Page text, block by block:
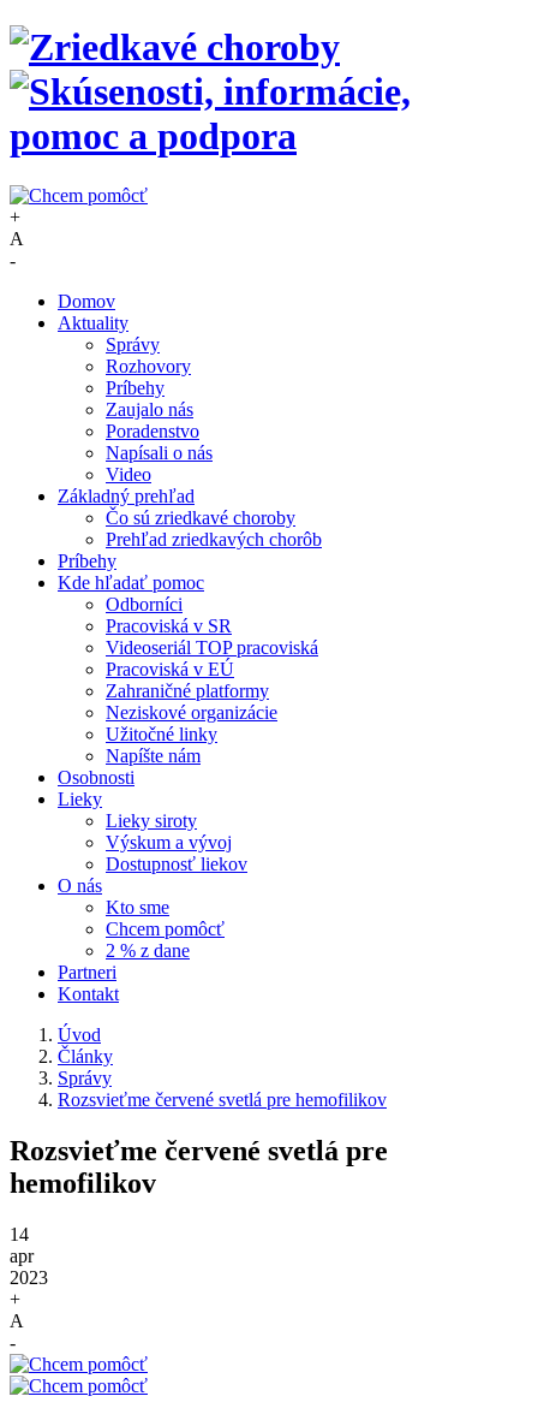
+
A
-
Domov
Aktuality
Správy
Rozhovory
Príbehy
Zaujalo nás
Poradenstvo
Napísali o nás
Video
Základný prehľad
Čo sú zriedkavé choroby
Prehľad zriedkavých chorôb
Príbehy
Kde hľadať pomoc
Odborníci
Pracoviská v SR
Videoseriál TOP pracoviská
Pracoviská v EÚ
Zahraničné platformy
Neziskové organizácie
Užitočné linky
Napíšte nám
Osobnosti
Lieky
Lieky siroty
Výskum a vývoj
Dostupnosť liekov
O nás
Kto sme
Chcem pomôcť
2 % z dane
Partneri
Kontakt
Úvod
Články
Správy
Rozsvieťme červené svetlá pre hemofilikov
Rozsvieťme červené svetlá pre
hemofilikov
14
apr
2023
+
A
-